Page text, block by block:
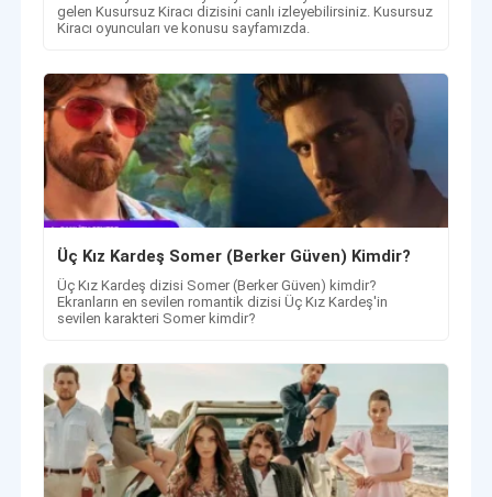
gelen Kusursuz Kiracı dizisini canlı izleyebilirsiniz. Kusursuz
Kiracı oyuncuları ve konusu sayfamızda.
Üç Kız Kardeş Somer (Berker Güven) Kimdir?
Üç Kız Kardeş dizisi Somer (Berker Güven) kimdir?
Ekranların en sevilen romantik dizisi Üç Kız Kardeş'in
sevilen karakteri Somer kimdir?